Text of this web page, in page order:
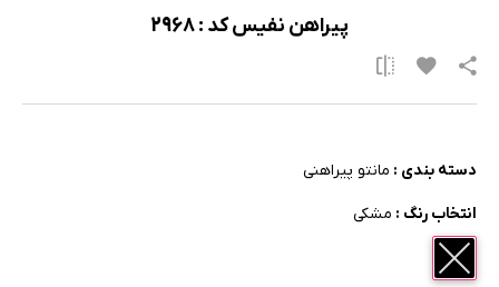
پیراهن نفیس کد : 2968
دسته بندی : مانتو پیراهنی
انتخاب رنگ : مشکی